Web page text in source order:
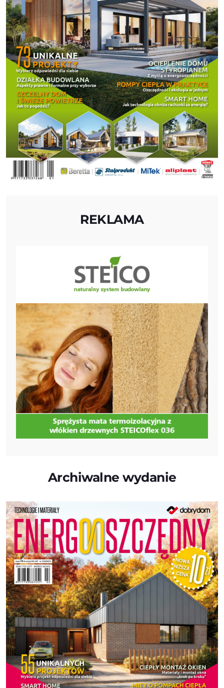
REKLAMA
Archiwalne wydanie